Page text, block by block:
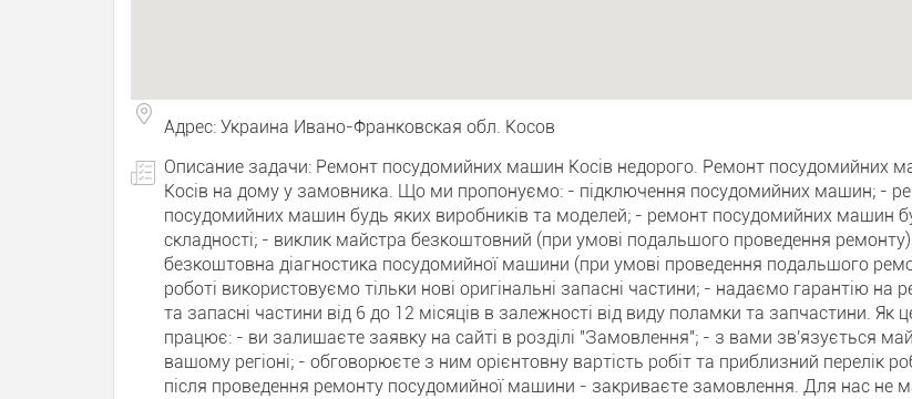
Адрес: Украина Ивано-Франковская обл. Косов
Описание задачи: Ремонт посудомийних машин Косів недорого. Ремонт посудомийних
Косів на дому у замовника. Що ми пропонуємо: - підключення посудомийних машин; -
посудомийних машин будь яких виробників та моделей; - ремонт посудомийних машин
складності; - виклик майстра безкоштовний (при умові подальшого проведення
безкоштовна діагностика посудомийної машини (при умові проведення подальшого
роботі використовуємо тільки нові оригінальні запасні частини; - надаємо гарантію на
та запасні частини від 6 до 12 місяців в залежності від виду поламки та запчастини. Як
працює: - ви залишаєте заявку на сайті в розділі "Замовлення"; - з вами зв'язується
вашому регіоні; - обговорюєте з ним орієнтовну вартість робіт та приблизний перелік
після проведення ремонту посудомийної машини - закриваєте замовлення. Для нас не